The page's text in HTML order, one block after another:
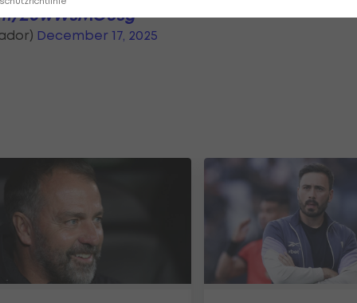
Z0wWsMO8sg
December 17, 2025